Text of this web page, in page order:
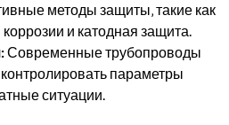
методы защиты‚ такие как
и катодная защита.
Современные трубопроводы
параметры
ситуации.